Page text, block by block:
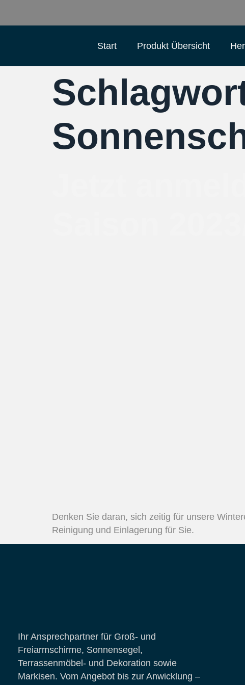
Start Produkt Übersicht
Denken Sie daran, sich zeitig für unsere
Reinigung und Einlagerung für Sie.
Ihr Ansprechpartner für Groß- und
Freiarmschirme, Sonnensegel,
Terrassenmöbel- und Dekoration sowie
Markisen. Vom Angebot bis zur Anwicklung –